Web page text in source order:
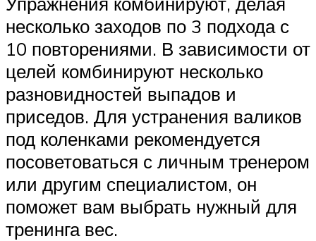
несколько заходов по 3 подхода с
10 повторениями. В зависимости от
целей комбинируют несколько
разновидностей выпадов и
приседов. Для устранения валиков
под коленками рекомендуется
посоветоваться с личным тренером
или другим специалистом, он
поможет вам выбрать нужный для
тренинга вес.